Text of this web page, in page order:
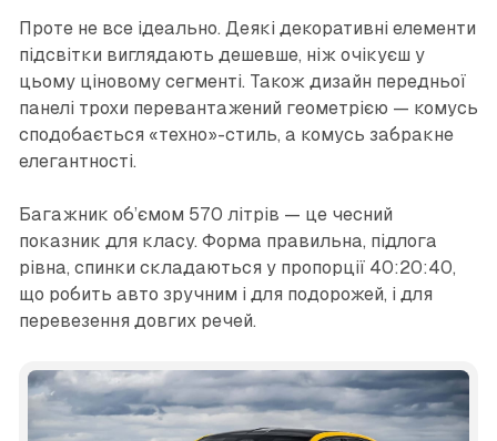
Проте не все ідеально. Деякі декоративні елементи
підсвітки виглядають дешевше, ніж очікуєш у
цьому ціновому сегменті. Також дизайн передньої
панелі трохи перевантажений геометрією — комусь
сподобається «техно»-стиль, а комусь забракне
елегантності.
Багажник об’ємом 570 літрів — це чесний
показник для класу. Форма правильна, підлога
рівна, спинки складаються у пропорції 40:20:40,
що робить авто зручним і для подорожей, і для
перевезення довгих речей.